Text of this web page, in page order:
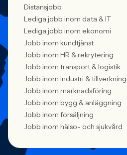
Distansjobb
Lediga jobb inom data & IT
Lediga jobb inom ekonomi
Jobb inom kundtjänst
Jobb inom HR & rekrytering
Jobb inom transport & logistik
Jobb inom industri & tillverkning
Jobb inom marknadsföring
Jobb inom bygg & anläggning
Jobb inom försäljning
Jobb inom hälso- och sjukvård